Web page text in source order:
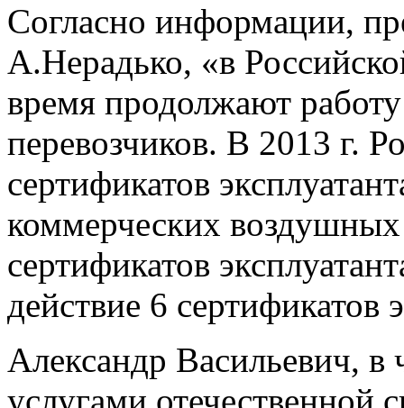
Согласно информации,
А.Нерадько, «в
время продолжают
перевозчиков. В 2013 г.
сертификатов
коммерческих
сертификатов
действие 6 сертификатов
Александр Васильевич, в
услугами отечественной